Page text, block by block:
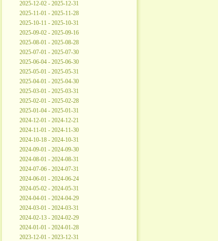
2025-12-02 - 2025-12-31
2025-11-01 - 2025-11-28
2025-10-11 - 2025-10-31
2025-09-02 - 2025-09-16
2025-08-01 - 2025-08-28
2025-07-01 - 2025-07-30
2025-06-04 - 2025-06-30
2025-05-01 - 2025-05-31
2025-04-01 - 2025-04-30
2025-03-01 - 2025-03-31
2025-02-01 - 2025-02-28
2025-01-04 - 2025-01-31
2024-12-01 - 2024-12-21
2024-11-01 - 2024-11-30
2024-10-18 - 2024-10-31
2024-09-01 - 2024-09-30
2024-08-01 - 2024-08-31
2024-07-06 - 2024-07-31
2024-06-01 - 2024-06-24
2024-05-02 - 2024-05-31
2024-04-01 - 2024-04-29
2024-03-01 - 2024-03-31
2024-02-13 - 2024-02-29
2024-01-01 - 2024-01-28
2023-12-01 - 2023-12-31